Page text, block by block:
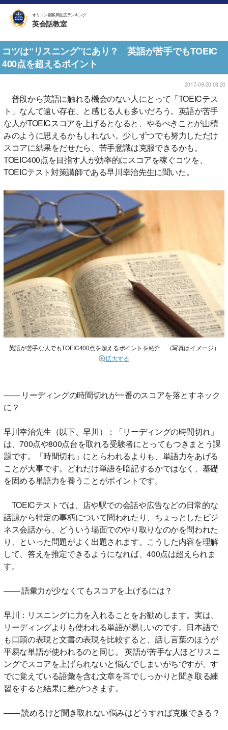
オリコン顧客満足度ランキング
英会話教室
コツは“リスニング”にあり？ 英語が苦手でもTOEIC
400点を超えるポイント
2017-09-20 08:20
普段から英語に触れる機会のない人にとって「TOEICテス
ト」なんて遠い存在、と感じる人も多いだろう。英語が苦手
な人がTOEICスコアを上げるとなると、やるべきことが山積
みのように思えるかもしれない。少しずつでも努力しただけ
スコアに結果をだせたら、苦手意識は克服できるかも。
TOEIC400点を目指す人が効率的にスコアを稼ぐコツを、
TOEICテスト対策講師である早川幸治先生に聞いた。
英語が苦手な人でもTOEIC400点を超えるポイントを紹介 （写真はイメージ）
拡大する
―― リーディングの時間切れが一番のスコアを落とすネック
に？
早川幸治先生（以下、早川）：「リーディングの時間切れ」
は、700点や800点台を取れる受験者にとってもつきまとう課
題です。「時間切れ」にとらわれるよりも、単語力をあげる
ことが大事です。どれだけ単語を暗記するかではなく、基礎
を固める単語力を養うことがポイントです。
TOEICテストでは、店や駅での会話や広告などの日常的な
話題から特定の事柄について問われたり、ちょっとしたビジ
ネス会話から、どういう場面でのやり取りなのかを問われた
り、といった問題がよく出題されます。こうした内容を理解
して、答えを推定できるようになれば、400点は超えられま
す。
―― 語彙力が少なくてもスコアを上げるには？
早川：リスニングに力を入れることをお勧めします。実は、
リーディングよりも使われる単語が易しいのです。日本語で
も口頭の表現と文書の表現を比較すると、話し言葉のほうが
平易な単語が使われるのと同じ。 英語が苦手な人ほどリスニ
ングでスコアを上げられないと悩んでしまいがちですが、す
でに覚えている語彙を含む文章を耳でしっかりと聞き取る練
習をすると結果に差がつきます。
―― 読めるけど聞き取れない悩みはどうすれば克服できる？